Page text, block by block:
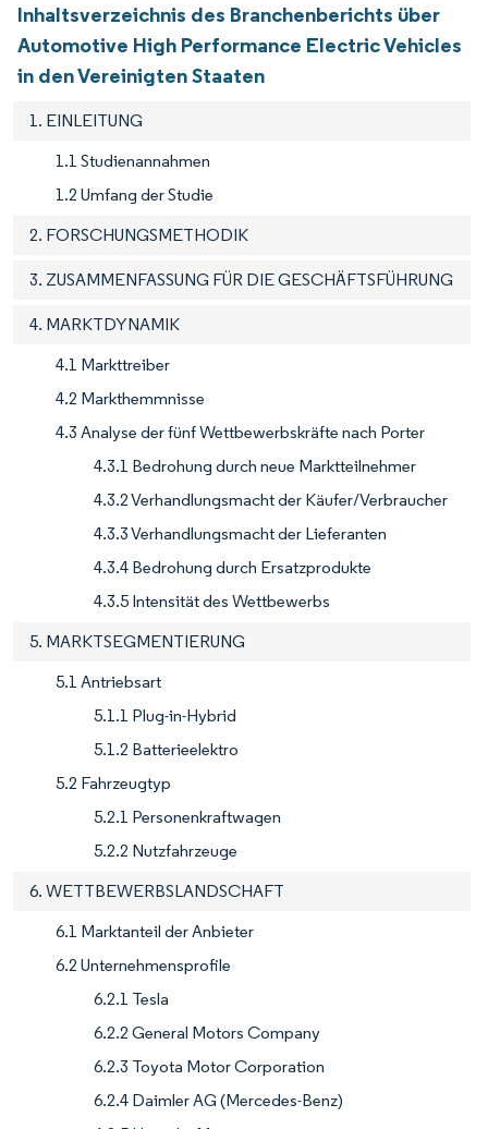
Inhaltsverzeichnis des Branchenberichts über
Automotive High Performance Electric Vehicles
in den Vereinigten Staaten
1. EINLEITUNG
1.1 Studienannahmen
1.2 Umfang der Studie
2. FORSCHUNGSMETHODIK
3. ZUSAMMENFASSUNG FÜR DIE GESCHÄFTSFÜHRUNG
4. MARKTDYNAMIK
4.1 Markttreiber
4.2 Markthemmnisse
4.3 Analyse der fünf Wettbewerbskräfte nach Porter
4.3.1 Bedrohung durch neue Marktteilnehmer
4.3.2 Verhandlungsmacht der Käufer/Verbraucher
4.3.3 Verhandlungsmacht der Lieferanten
4.3.4 Bedrohung durch Ersatzprodukte
4.3.5 Intensität des Wettbewerbs
5. MARKTSEGMENTIERUNG
5.1 Antriebsart
5.1.1 Plug-in-Hybrid
5.1.2 Batterieelektro
5.2 Fahrzeugtyp
5.2.1 Personenkraftwagen
5.2.2 Nutzfahrzeuge
6. WETTBEWERBSLANDSCHAFT
6.1 Marktanteil der Anbieter
6.2 Unternehmensprofile
6.2.1 Tesla
6.2.2 General Motors Company
6.2.3 Toyota Motor Corporation
6.2.4 Daimler AG (Mercedes-Benz)